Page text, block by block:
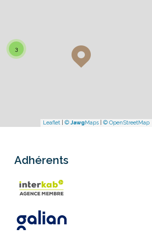
3
Leaflet © JawgMaps © OpenStreetMap
Adhérents